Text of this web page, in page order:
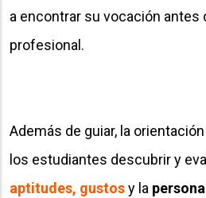
a encontrar su vocación antes
profesional.
Además de guiar, la
los estudiantes descubrir y
aptitudes, gustosy la